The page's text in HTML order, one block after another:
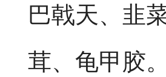
巴戟天、韭
茸、龟甲胶